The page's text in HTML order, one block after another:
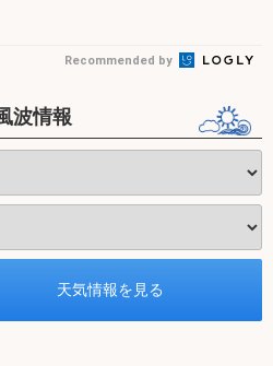
Recommended by
波情報